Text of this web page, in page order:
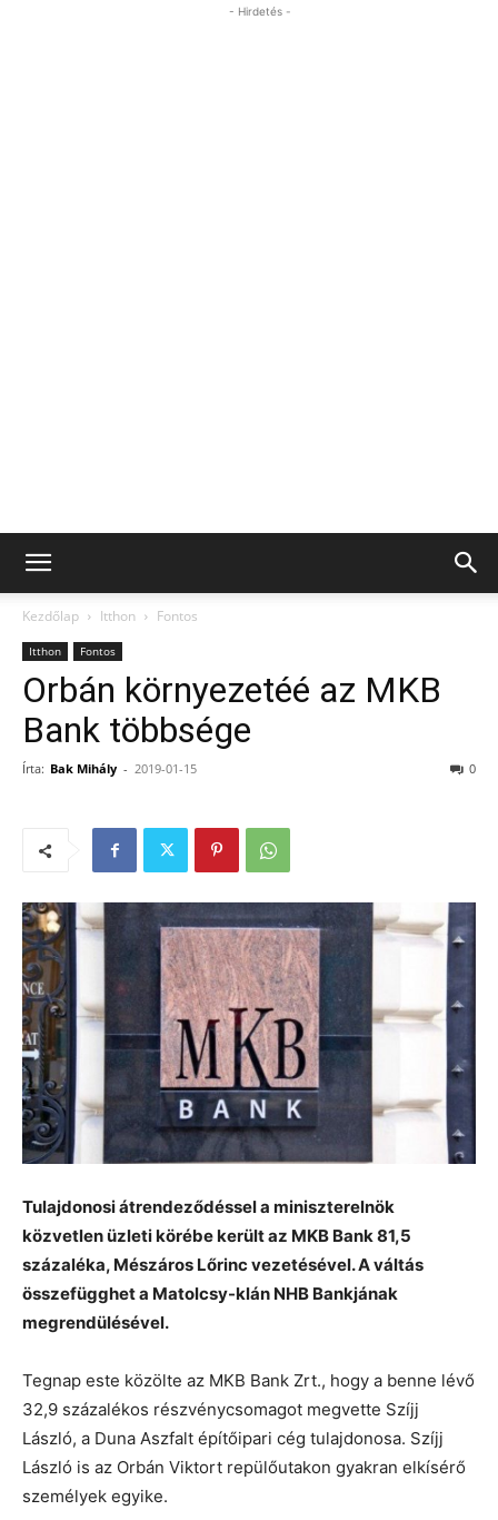
- Hirdetés -
Kezdőlap Itthon Fontos
Itthon Fontos
Orbán környezetéé az MKB
Bank többsége
Írta: Bak Mihály - 2019-01-15 0
Tulajdonosi átrendeződéssel a miniszterelnök
közvetlen üzleti körébe került az MKB Bank 81,5
százaléka, Mészáros Lőrinc vezetésével. A váltás
összefügghet a Matolcsy-klán NHB Bankjának
megrendülésével.
Tegnap este közölte az MKB Bank Zrt., hogy a benne lévő
32,9 százalékos részvénycsomagot megvette Szíjj
László, a Duna Aszfalt építőipari cég tulajdonosa. Szíjj
László is az Orbán Viktort repülőutakon gyakran elkísérő
személyek egyike.